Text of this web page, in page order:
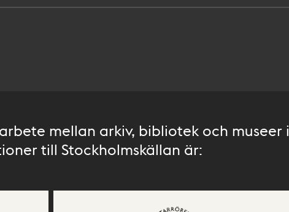
mellan arkiv, bibliotek och museer i
till Stockholmskällan är: